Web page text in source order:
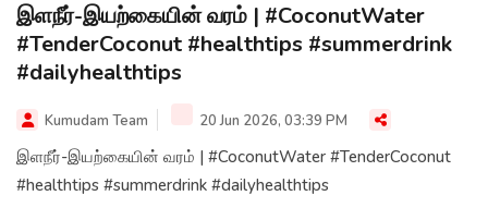
இளநீர்-இயற்கையின் வரம் | #CoconutWater
#TenderCoconut #healthtips #summerdrink
#dailyhealthtips
Kumudam Team 20 Jun 2026, 03:39 PM
இளநீர்-இயற்கையின் வரம் | #CoconutWater #TenderCoconut
#healthtips #summerdrink #dailyhealthtips